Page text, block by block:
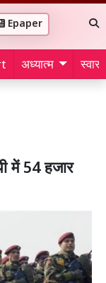
Epaper
अध्यात्म
में 54 हजार